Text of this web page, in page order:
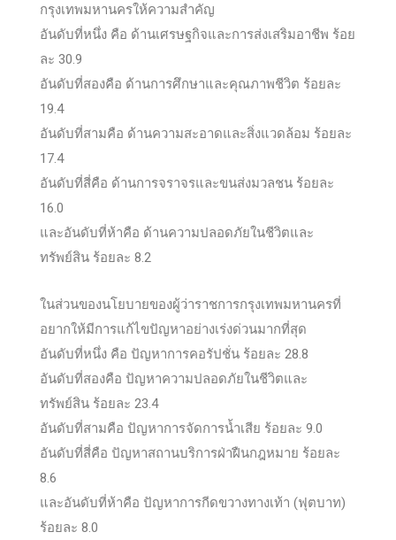
กรุงเทพมหานครให้ความสำคัญ
อันดับที่หนึ่ง คือ ด้านเศรษฐกิจและการส่งเสริมอาชีพ ร้อย
ละ 30.9
อันดับที่สองคือ ด้านการศึกษาและคุณภาพชีวิต ร้อยละ
19.4
อันดับที่สามคือ ด้านความสะอาดและสิ่งแวดล้อม ร้อยละ
17.4
อันดับที่สี่คือ ด้านการจราจรและขนส่งมวลชน ร้อยละ
16.0
และอันดับที่ห้าคือ ด้านความปลอดภัยในชีวิตและ
ทรัพย์สิน ร้อยละ 8.2
ในส่วนของนโยบายของผู้ว่าราชการกรุงเทพมหานครที่
อยากให้มีการแก้ไขปัญหาอย่างเร่งด่วนมากที่สุด
อันดับที่หนึ่ง คือ ปัญหาการคอรัปชั่น ร้อยละ 28.8
อันดับที่สองคือ ปัญหาความปลอดภัยในชีวิตและ
ทรัพย์สิน ร้อยละ 23.4
อันดับที่สามคือ ปัญหาการจัดการน้ำเสีย ร้อยละ 9.0
อันดับที่สี่คือ ปัญหาสถานบริการฝ่าฝืนกฎหมาย ร้อยละ
8.6
และอันดับที่ห้าคือ ปัญหาการกีดขวางทางเท้า (ฟุตบาท)
ร้อยละ 8.0